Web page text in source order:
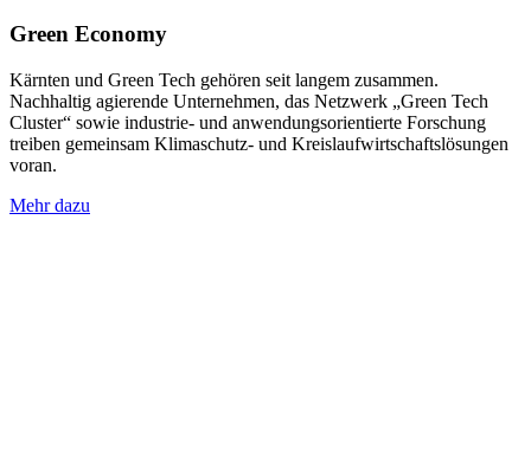
Green Economy
Kärnten und Green Tech gehören seit langem zusammen.
Nachhaltig agierende Unternehmen, das Netzwerk „Green Tech
Cluster“ sowie industrie- und anwendungsorientierte Forschung
treiben gemeinsam Klimaschutz- und Kreislaufwirtschaftslösungen
voran.
Mehr dazu